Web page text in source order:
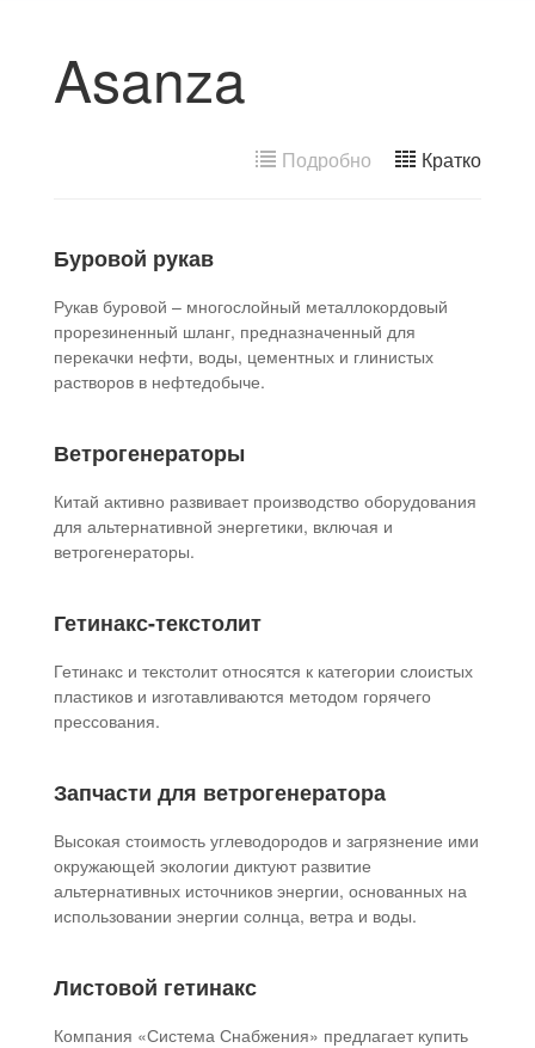
Asanza
Подробно Кратко
Буровой рукав
Рукав буровой – многослойный металлокордовый
прорезиненный шланг, предназначенный для
перекачки нефти, воды, цементных и глинистых
растворов в нефтедобыче.
Ветрогенераторы
Китай активно развивает производство оборудования
для альтернативной энергетики, включая и
ветрогенераторы.
Гетинакс-текстолит
Гетинакс и текстолит относятся к категории слоистых
пластиков и изготавливаются методом горячего
прессования.
Запчасти для ветрогенератора
Высокая стоимость углеводородов и загрязнение ими
окружающей экологии диктуют развитие
альтернативных источников энергии, основанных на
использовании энергии солнца, ветра и воды.
Листовой гетинакс
Компания «Система Снабжения» предлагает купить